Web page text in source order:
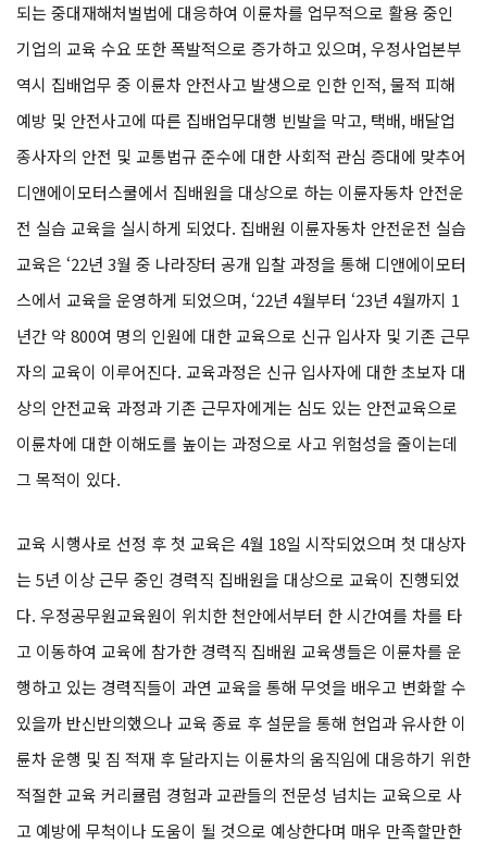
되는 중대재해처벌법에 대응하여 이륜차를 업무적으로 활용 중인
기업의 교육 수요 또한 폭발적으로 증가하고 있으며, 우정사업본부
역시 집배업무 중 이륜차 안전사고 발생으로 인한 인적, 물적 피해
예방 및 안전사고에 따른 집배업무대행 빈발을 막고, 택배, 배달업
종사자의 안전 및 교통법규 준수에 대한 사회적 관심 증대에 맞추어
디앤에이모터스쿨에서 집배원을 대상으로 하는 이륜자동차 안전운
전 실습 교육을 실시하게 되었다. 집배원 이륜자동차 안전운전 실습
교육은 ‘22년 3월 중 나라장터 공개 입찰 과정을 통해 디앤에이모터
스에서 교육을 운영하게 되었으며, ‘22년 4월부터 ‘23년 4월까지 1
년간 약 800여 명의 인원에 대한 교육으로 신규 입사자 및 기존 근무
자의 교육이 이루어진다. 교육과정은 신규 입사자에 대한 초보자 대
상의 안전교육 과정과 기존 근무자에게는 심도 있는 안전교육으로
이륜차에 대한 이해도를 높이는 과정으로 사고 위험성을 줄이는데
그 목적이 있다.
교육 시행사로 선정 후 첫 교육은 4월 18일 시작되었으며 첫 대상자
는 5년 이상 근무 중인 경력직 집배원을 대상으로 교육이 진행되었
다. 우정공무원교육원이 위치한 천안에서부터 한 시간여를 차를 타
고 이동하여 교육에 참가한 경력직 집배원 교육생들은 이륜차를 운
행하고 있는 경력직들이 과연 교육을 통해 무엇을 배우고 변화할 수
있을까 반신반의했으나 교육 종료 후 설문을 통해 현업과 유사한 이
륜차 운행 및 짐 적재 후 달라지는 이륜차의 움직임에 대응하기 위한
적절한 교육 커리큘럼 경험과 교관들의 전문성 넘치는 교육으로 사
고 예방에 무척이나 도움이 될 것으로 예상한다며 매우 만족할만한